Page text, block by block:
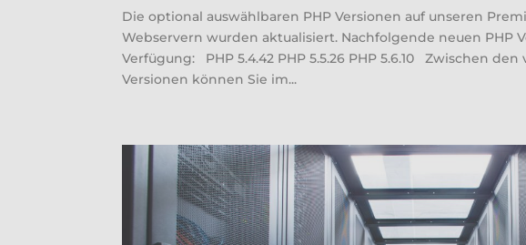
Die optional auswählbaren PHP Versionen auf unseren
Webservern wurden aktualisiert. Nachfolgende neuen PHP
Verfügung: PHP 5.4.42 PHP 5.5.26 PHP 5.6.10 Zwischen
Versionen können Sie im...